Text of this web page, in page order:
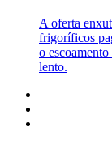
A oferta
frigoríficos
o
lento.